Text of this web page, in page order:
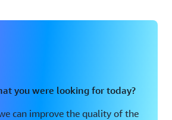
you were looking for today?
can improve the quality of the